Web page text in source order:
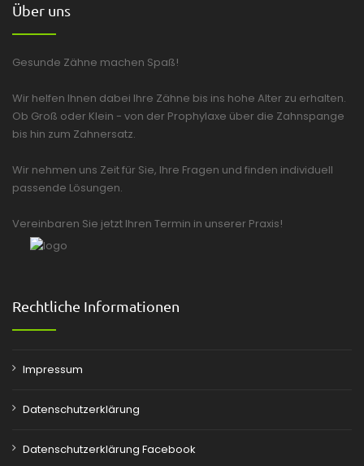
Über uns
Gesunde Zähne machen Spaß!
Wir helfen Ihnen dabei Ihre Zähne bis ins hohe Alter zu erhalten.
Ob Groß oder Klein - von der Prophylaxe über die Zahnspange
bis hin zum Zahnersatz.
Wir nehmen uns Zeit für Sie, Ihre Fragen und finden individuell
passende Lösungen.
Vereinbaren Sie jetzt Ihren Termin in unserer Praxis!
Rechtliche Informationen
Impressum
Datenschutzerklärung
Datenschutzerklärung Facebook